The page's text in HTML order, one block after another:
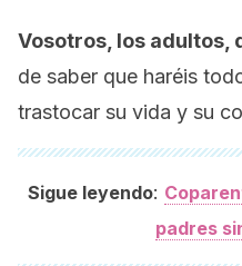
Vosotros, los adultos,
de saber que haréis
trastocar su vida y su
Sigue leyendo:
padres